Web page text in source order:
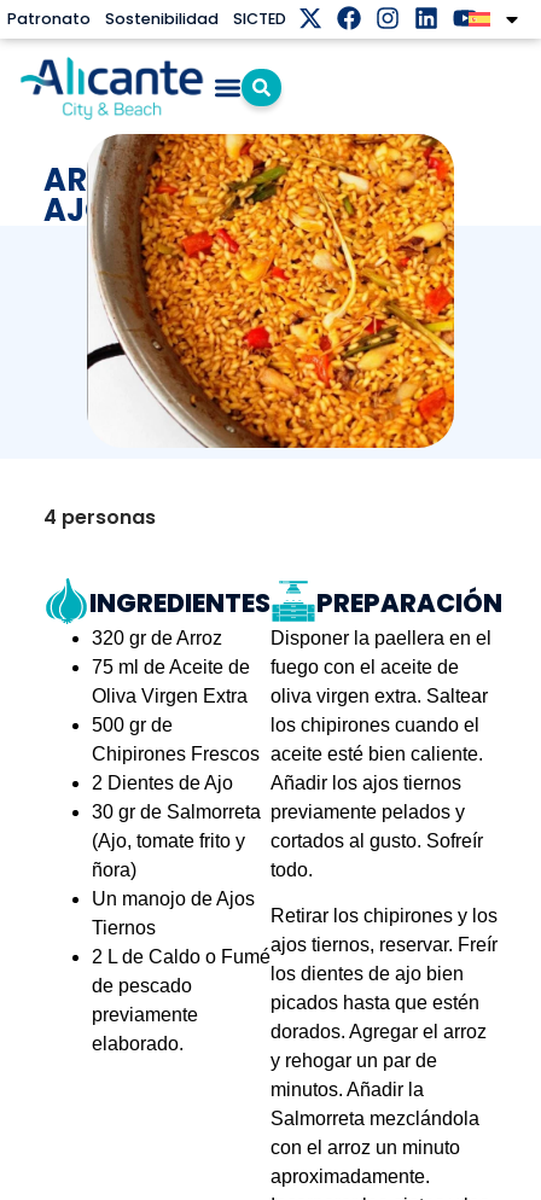
Patronato Sostenibilidad SICTED
ARROZ CON CHIPIRONES Y
AJOS TIERNOS
4 personas
INGREDIENTES
320 gr de Arroz
75 ml de Aceite de
Oliva Virgen Extra
500 gr de
Chipirones Frescos
2 Dientes de Ajo
30 gr de Salmorreta
(Ajo, tomate frito y
ñora)
Un manojo de Ajos
Tiernos
2 L de Caldo o Fumé
de pescado
previamente
elaborado.
PREPARACIÓN
Disponer la paellera en el
fuego con el aceite de
oliva virgen extra. Saltear
los chipirones cuando el
aceite esté bien caliente.
Añadir los ajos tiernos
previamente pelados y
cortados al gusto. Sofreír
todo.
Retirar los chipirones y los
ajos tiernos, reservar. Freír
los dientes de ajo bien
picados hasta que estén
dorados. Agregar el arroz
y rehogar un par de
minutos. Añadir la
Salmorreta mezclándola
con el arroz un minuto
aproximadamente.